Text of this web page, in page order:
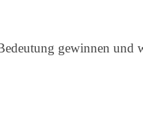
gewinnen und